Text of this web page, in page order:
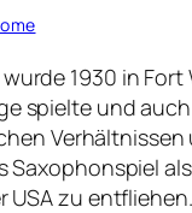
1930 in
spielte und
USA zu entfliehen.